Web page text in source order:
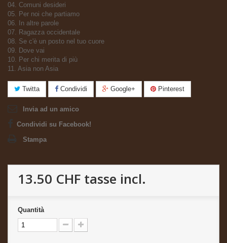
04. Comuni desideri
05. Per noi che partiamo
06. In altre parole
07. Ragazza occidentale
08. Se c'è un posto nel tuo cuore
09. Dove vai
10. Per chi merita di più
11. Asia non Asia
Twitta Condividi Google+ Pinterest
Invia ad un amico
Condividi su Facebook!
Stampa
13.50 CHF tasse incl.
Quantità